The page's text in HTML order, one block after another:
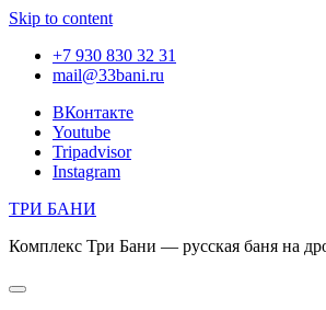
Skip to content
+7 930 830 32 31
mail@33bani.ru
ВКонтакте
Youtube
Tripadvisor
Instagram
ТРИ БАНИ
Комплекс Три Бани — русская баня на